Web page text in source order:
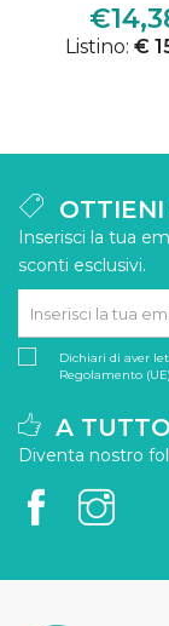
Listino: €
OTTIENI
Inserisci la tua
sconti esclusivi.
Dichiari di aver
Regolamento
A
Diventa nostro